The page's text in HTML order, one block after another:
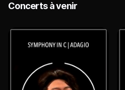
Concerts à venir